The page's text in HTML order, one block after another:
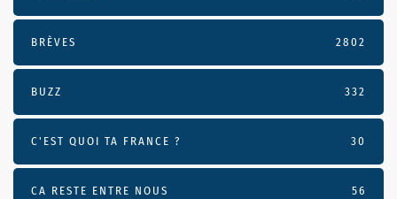
BRÈVES 2802
BUZZ 332
C'EST QUOI TA FRANCE ? 30
CA RESTE ENTRE NOUS 56